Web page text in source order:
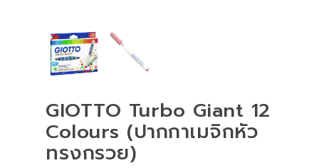
GIOTTO Turbo Giant 12
Colours (ปากกาเมจิกหัว
ทรงกรวย)